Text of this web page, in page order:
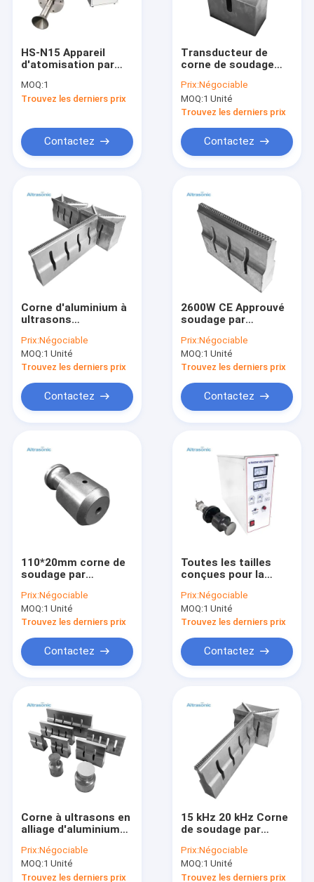
Visite d'usine
Cas
Transducteur de soudure ultrasonore
Convertisseur ultrasonique
Homogénisateur ultrasonique
Usinage aidé ultrasonique
Rivetage ultrasonique
Sonochemistry ultrasonique
machine ultrasonique de soudage par points
Alimentation d'énergie ultrasonique
découpeuse ultrasonique de nourriture
Machine de soudure ultrasonique en métal
machine de soudage plastique par ultrasons
Nébuliseur ultrasonique
HS-N15 Appareil
d'atomisation par
machine équipement
d'atomisation par
MOQ:1
Trouvez les derniers prix
Contactez
Transducteur de
corne de soudage
kHz 2600 W pour
soudage de masques
Prix:Négociable
MOQ:1 Unité
Trouvez les derniers prix
Contactez
Corne d'aluminium à
ultrasons
machine de soudage
en plastique à
ultrasons
Prix:Négociable
MOQ:1 Unité
Trouvez les derniers prix
Contactez
2600W CE Approuvé
soudage par
titane 20kHz 2000W
Prix:Négociable
MOQ:1 Unité
Trouvez les derniers prix
Contactez
110*20mm corne de
soudage par
fabriquer des sacs
non tissés sacs à
main
Prix:Négociable
MOQ:1 Unité
Trouvez les derniers prix
Contactez
Toutes les tailles
conçues pour la
par ultrasons pour la
machine à dentelle
par ultrasons
Prix:Négociable
MOQ:1 Unité
Trouvez les derniers prix
Contactez
Corne à ultrasons en
alliage d'aluminium
soudage par
ultrasons
Prix:Négociable
MOQ:1 Unité
Trouvez les derniers prix
15 kHz 20 kHz Corne
de soudage par
avec différents
types
Prix:Négociable
MOQ:1 Unité
Trouvez les derniers prix